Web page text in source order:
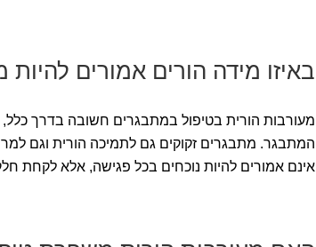
באיזו מידה הורים אמורים
מעורבות הורית בטיפול במתבגרים חשובה בדרך
המתבגר. מתבגרים זקוקים גם לתמיכה הורית וגם
אינם אמורים להיות נוכחים בכל פגישה, אלא לקחת